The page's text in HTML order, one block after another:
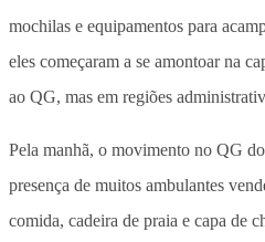
mochilas e equipamentos para
eles começaram a se amontoar na
ao QG, mas em regiões
Pela manhã, o movimento no QG
presença de muitos ambulantes
comida, cadeira de praia e capa de